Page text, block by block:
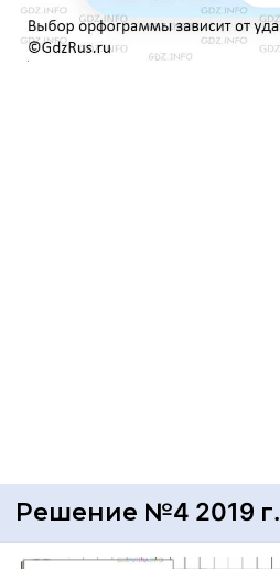
Решение №4 2019 г.